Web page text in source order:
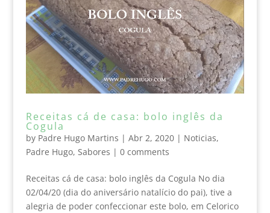
Receitas cá de casa: bolo inglês da
Cogula
by Padre Hugo Martins | Abr 2, 2020| Noticias,
Padre Hugo, Sabores | 0 comments
Receitas cá de casa: bolo inglês da Cogula No dia
02/04/20 (dia do aniversário natalício do pai), tive a
alegria de poder confeccionar este bolo, em Celorico